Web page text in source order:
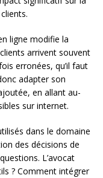
ligne modifie la
arrivent souvent
erronées, qu’il faut
adapter son
en allant au-
sur internet.
dans le domaine
des décisions de
L’avocat
? Comment intégrer